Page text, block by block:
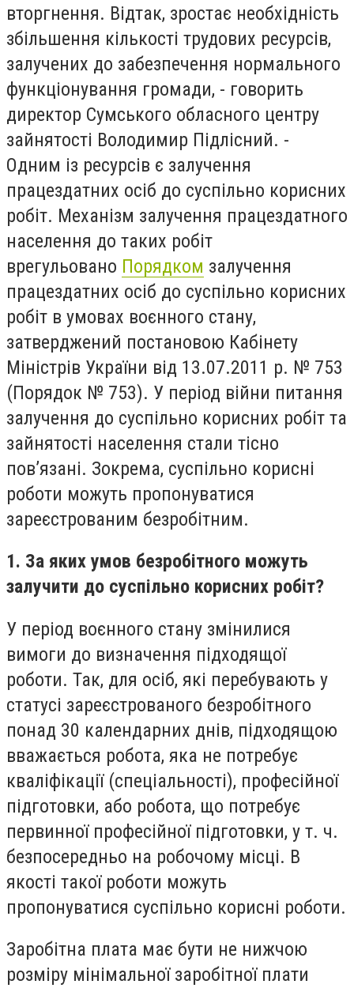
вторгнення. Відтак, зростає необхідність
збільшення кількості трудових ресурсів,
залучених до забезпечення нормального
функціонування громади, - говорить
директор Сумського обласного центру
зайнятості Володимир Підлісний. -
Одним із ресурсів є залучення
працездатних осіб до суспільно корисних
робіт. Механізм залучення працездатного
населення до таких робіт
врегульовано Порядком залучення
працездатних осіб до суспільно корисних
робіт в умовах воєнного стану,
затверджений постановою Кабінету
Міністрів України від 13.07.2011 р. № 753
(Порядок № 753). У період війни питання
залучення до суспільно корисних робіт та
зайнятості населення стали тісно
пов’язані. Зокрема, суспільно корисні
роботи можуть пропонуватися
зареєстрованим безробітним.
1. За яких умов безробітного можуть
залучити до суспільно корисних робіт?
У період воєнного стану змінилися
вимоги до визначення підходящої
роботи. Так, для осіб, які перебувають у
статусі зареєстрованого безробітного
понад 30 календарних днів, підходящою
вважається робота, яка не потребує
кваліфікації (спеціальності), професійної
підготовки, або робота, що потребує
первинної професійної підготовки, у т. ч.
безпосередньо на робочому місці. В
якості такої роботи можуть
пропонуватися суспільно корисні роботи.
Заробітна плата має бути не нижчою
розміру мінімальної заробітної плати